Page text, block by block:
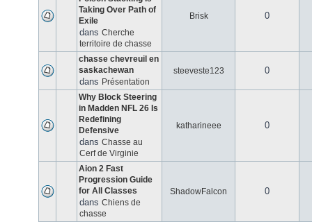
Taking Over Path of
Exile
dans Cherche
territoire de chasse
Brisk 0
chasse chevreuil en
saskachewan
dans Présentation
steeveste123 0
Why Block Steering
in Madden NFL 26 Is
Redefining
Defensive
dans Chasse au
Cerf de Virginie
katharineee 0
Aion 2 Fast
Progression Guide
for All Classes
dans Chiens de
chasse
ShadowFalcon 0